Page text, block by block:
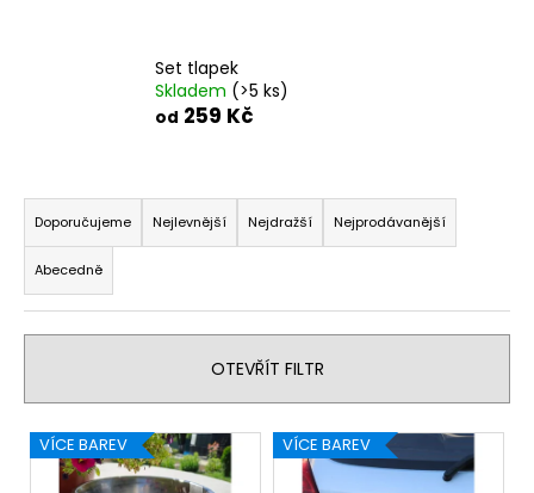
Set tlapek
Skladem (>5 ks)
od 259 Kč
Ř
a
z
e
n
r
o
Doporučujeme Nejlevnější Nejdražší Nejprodávanější
Abecedně
OTEVŘÍT FILTR
V
ý
VÍCE BAREV VÍCE BAREV
D
o
p
o
č
u
j